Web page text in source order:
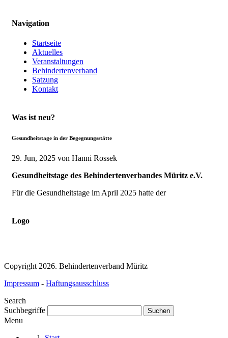
Navigation
Startseite
Aktuelles
Veranstaltungen
Behindertenverband
Satzung
Kontakt
Was ist neu?
Gesundheitstage in der Begegnungsstätte
29. Jun, 2025 von Hanni Rossek
Gesundheitstage des Behindertenverbandes Müritz e.V.
Für die Gesundheitstage im April 2025 hatte der
Logo
Copyright 2026. Behindertenverband Müritz
Impressum - Haftungsausschluss
Search
Suchbegriffe
Menu